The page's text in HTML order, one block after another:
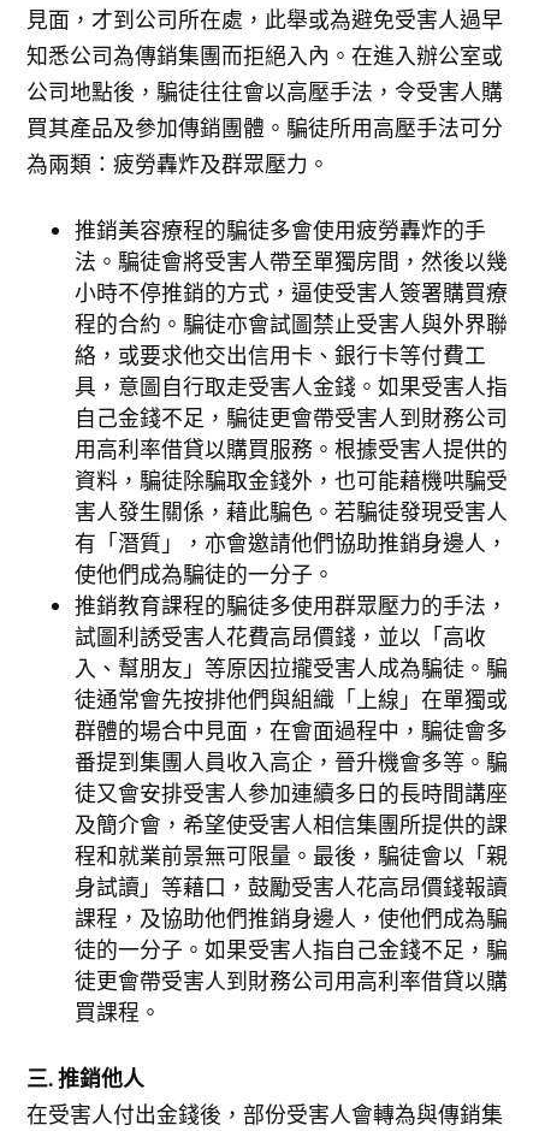
見面，才到公司所在處，此舉或為避免受害人過早
知悉公司為傳銷集團而拒絕入內。在進入辦公室或
公司地點後，騙徒往往會以高壓手法，令受害人購
買其產品及參加傳銷團體。騙徒所用高壓手法可分
為兩類：疲勞轟炸及群眾壓力。
推銷美容療程的騙徒多會使用疲勞轟炸的手
法。騙徒會將受害人帶至單獨房間，然後以幾
小時不停推銷的方式，逼使受害人簽署購買療
程的合約。騙徒亦會試圖禁止受害人與外界聯
絡，或要求他交出信用卡、銀行卡等付費工
具，意圖自行取走受害人金錢。如果受害人指
自己金錢不足，騙徒更會帶受害人到財務公司
用高利率借貸以購買服務。根據受害人提供的
資料，騙徒除騙取金錢外，也可能藉機哄騙受
害人發生關係，藉此騙色。若騙徒發現受害人
有「潛質」，亦會邀請他們協助推銷身邊人，
使他們成為騙徒的一分子。
推銷教育課程的騙徒多使用群眾壓力的手法，
試圖利誘受害人花費高昂價錢，並以「高收
入、幫朋友」等原因拉攏受害人成為騙徒。騙
徒通常會先按排他們與組織「上線」在單獨或
群體的場合中見面，在會面過程中，騙徒會多
番提到集團人員收入高企，晉升機會多等。騙
徒又會安排受害人參加連續多日的長時間講座
及簡介會，希望使受害人相信集團所提供的課
程和就業前景無可限量。最後，騙徒會以「親
身試讀」等藉口，鼓勵受害人花高昂價錢報讀
課程，及協助他們推銷身邊人，使他們成為騙
徒的一分子。如果受害人指自己金錢不足，騙
徒更會帶受害人到財務公司用高利率借貸以購
買課程。
三. 推銷他人
在受害人付出金錢後，部份受害人會轉為與傳銷集